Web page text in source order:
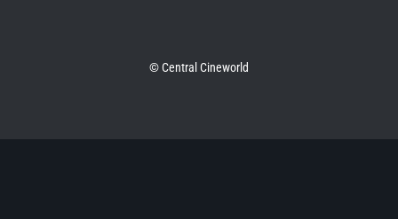
© Central Cineworld